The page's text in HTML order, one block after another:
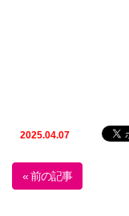
2025.04.07
« 前の記事